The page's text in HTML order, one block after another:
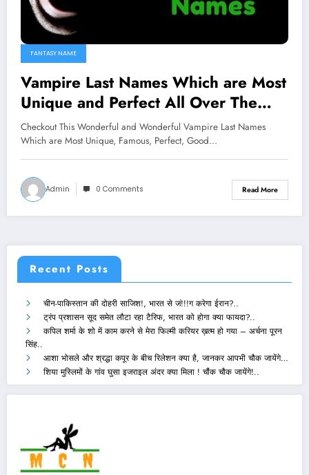
FANTASY NAME
Vampire Last Names Which are Most
Unique and Perfect All Over The
Worlds
Checkout This Wonderful and Wonderful Vampire Last Names
Which are Most Unique, Famous, Perfect, Good…
Admin 0 Comments Read More
Recent Posts
चीन-पाकिस्तान की दोहरी साजिश!, भारत से जं!!!ग करेगा ईरान?..
ट्रंप प्रशासन सूद समेत लौटा रहा टैरिफ, भारत को होगा क्या फायदा?..
कपिल शर्मा के शो में काम करने से मेरा फिल्मी करियर ख़त्म हो गया – अर्चना पूरन
सिंह..
आशा भोसले और श्रद्धा कपूर के बीच रिलेशन क्या है, जानकर आपभी चौक जायेंगे…
शिया मुस्लिमों के गांव घुसा इजराइल अंदर क्या मिला ! चौंक चौक जायेंगे!..